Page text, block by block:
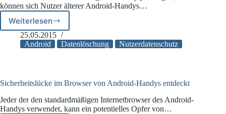
können sich Nutzer älterer Android-Handys…
Weiterlesen
Android-
Handys:
Gelöschte
25.05.2015
Android
Datenlöschung Nutzerdatenschutz
Sicherheitslücke im Browser von Android-Handys entdeckt
Jeder der den standardmäßigen Internetbrowser des Android-
Handys verwendet, kann ein potentielles Opfer von…